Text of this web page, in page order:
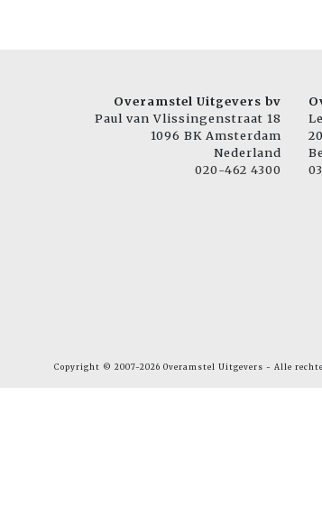
Overamstel Uitgevers bv
Paul van Vlissingenstraat 18
1096 BK Amsterdam
Nederland
020-462 4300
Copyright © 2007-2026 Overamstel Uitgevers - Alle